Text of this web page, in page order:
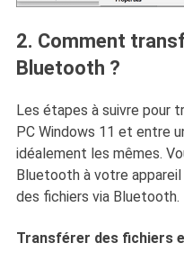
2. Comment
Bluetooth ?
Les étapes à suivre pour
PC Windows 11 et entre
idéalement les mêmes.
Bluetooth à votre
des fichiers via Bluetooth.
Transférer des fichiers